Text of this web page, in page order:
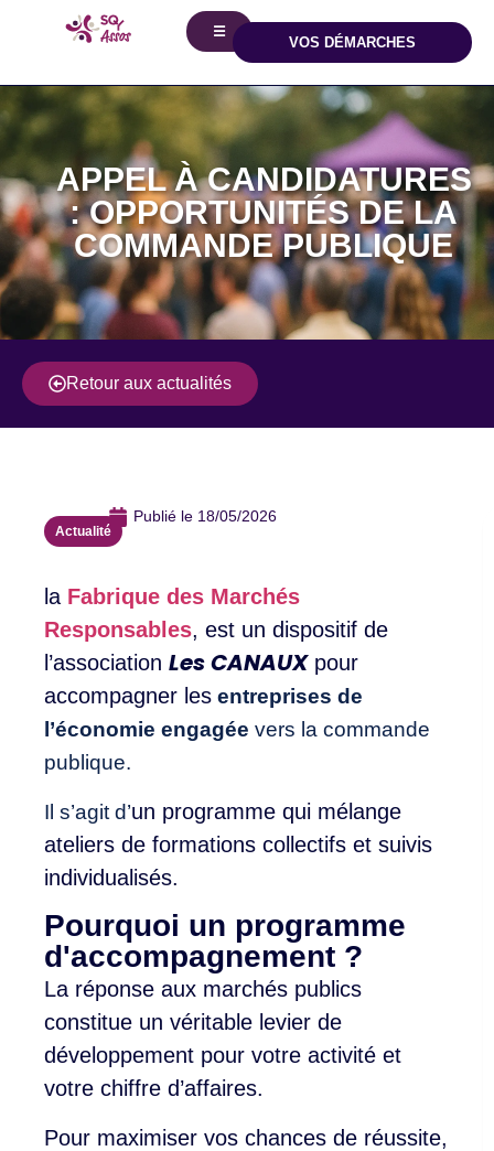
☰
VOS DÉMARCHES
APPEL À CANDIDATURES
: OPPORTUNITÉS DE LA
COMMANDE PUBLIQUE
Retour aux actualités
Actualité
Publié le 18/05/2026
la Fabrique des Marchés
Responsables, est un dispositif de
l’association Les CANAUXpour
accompagner les entreprises de
l’économie engagée vers la commande
publique.
Il s’agit d’un programme qui mélange
ateliers de formations collectifs et suivis
individualisés.
Pourquoi un programme
d'accompagnement ?
La réponse aux marchés publics
constitue un véritable levier de
développement pour votre activité et
votre chiffre d’affaires.
Pour maximiser vos chances de réussite,